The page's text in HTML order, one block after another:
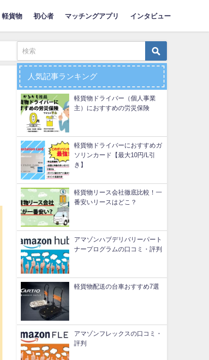
軽貨物 初心者 マッチングアプリ インタビュー
人気記事ランキング
軽貨物ドライバー（個人事業
主）におすすめの労災保険
軽貨物ドライバーにおすすめガ
ソリンカード【最大10円/L引
き】
軽貨物リース会社徹底比較！一
番安いリースはどこ？
アマゾンハブデリバリーパート
ナープログラムの口コミ・評判
軽貨物配送の台車おすすめ7選
アマゾンフレックスの口コミ・
評判